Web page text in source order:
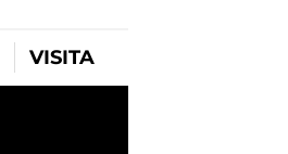
VISITA